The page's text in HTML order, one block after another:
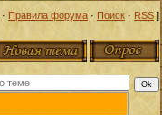
· Правила форума · Поиск · RSS]